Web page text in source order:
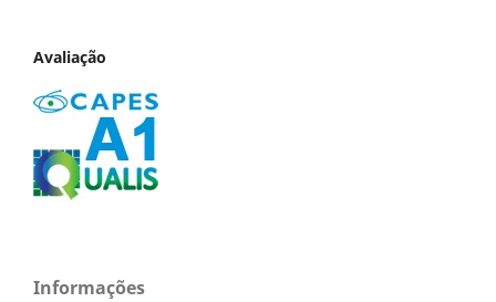
Avaliação
Informações